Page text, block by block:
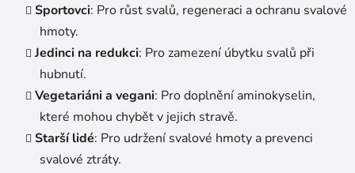
Sportovci: Pro růst svalů, regeneraci a ochranu svalové
hmoty.
Jedinci na redukci: Pro zamezení úbytku svalů při
hubnutí.
Vegetariáni a vegani: Pro doplnění aminokyselin,
které mohou chybět v jejich stravě.
Starší lidé: Pro udržení svalové hmoty a prevenci
svalové ztráty.